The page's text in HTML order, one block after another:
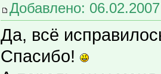
Добавлено:
Да, всё
Спасибо!